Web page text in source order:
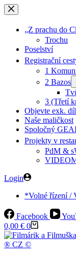
Skip
to
„Z prachu do
Trochu
Poselství
Registrační
1
2 Bazos
3 (Třetí
Objevte exk.
Naše maličkost
Spoločný
Projekty v
PdM &
Login
*Volné řízení /
Facebook
Shopping
cart
0,00 € 0
® CZ ©